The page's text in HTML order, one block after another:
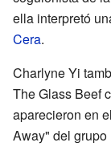
ella interpretó
Cera.
Charlyne Yi
The Glass Beef
aparecieron en
Away" del grupo